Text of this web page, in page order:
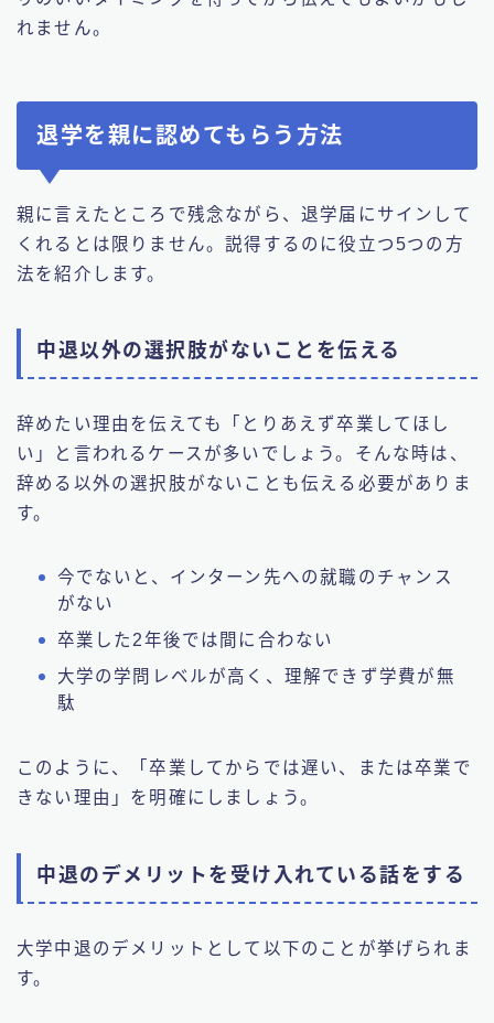
れません。
退学を親に認めてもらう方法
親に言えたところで残念ながら、退学届にサインして
くれるとは限りません。説得するのに役立つ5つの方
法を紹介します。
中退以外の選択肢がないことを伝える
辞めたい理由を伝えても「とりあえず卒業してほし
い」と言われるケースが多いでしょう。そんな時は、
辞める以外の選択肢がないことも伝える必要がありま
す。
今でないと、インターン先への就職のチャンス
がない
卒業した2年後では間に合わない
大学の学問レベルが高く、理解できず学費が無
駄
このように、「卒業してからでは遅い、または卒業で
きない理由」を明確にしましょう。
中退のデメリットを受け入れている話をする
大学中退のデメリットとして以下のことが挙げられま
す。